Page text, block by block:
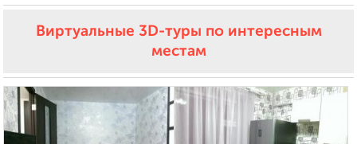
Виртуальные 3D-туры по интересным
местам